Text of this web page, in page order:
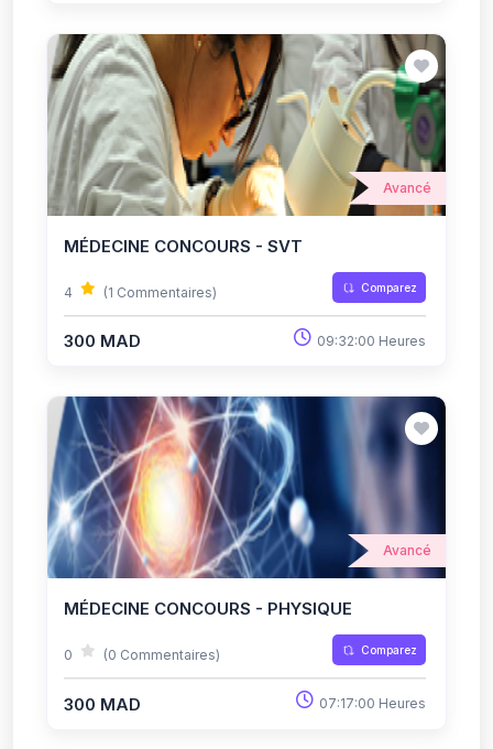
Avancé
MÉDECINE CONCOURS - SVT
4 (1 Commentaires) Comparez
300 MAD 09:32:00 Heures
Avancé
MÉDECINE CONCOURS - PHYSIQUE
0 (0 Commentaires) Comparez
300 MAD 07:17:00 Heures